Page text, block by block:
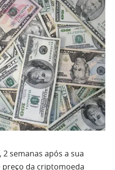
semanas após a sua
preço da criptomoeda